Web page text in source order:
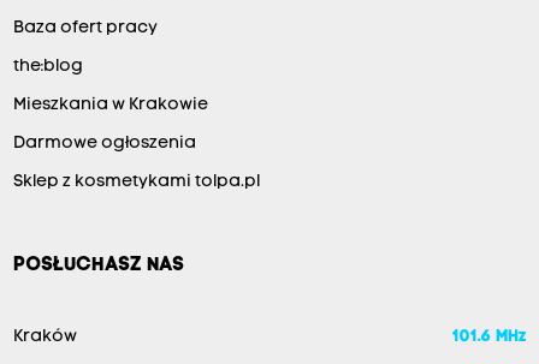
Baza ofert pracy
the:blog
Mieszkania w Krakowie
Darmowe ogłoszenia
Sklep z kosmetykami tolpa.pl
POSŁUCHASZ NAS
Kraków 101.6 MHz